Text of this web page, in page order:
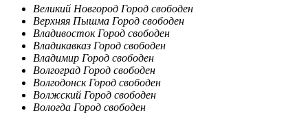
Великий Новгород Город свободен
Верхняя Пышма Город свободен
Владивосток Город свободен
Владикавказ Город свободен
Владимир Город свободен
Волгоград Город свободен
Волгодонск Город свободен
Волжский Город свободен
Вологда Город свободен